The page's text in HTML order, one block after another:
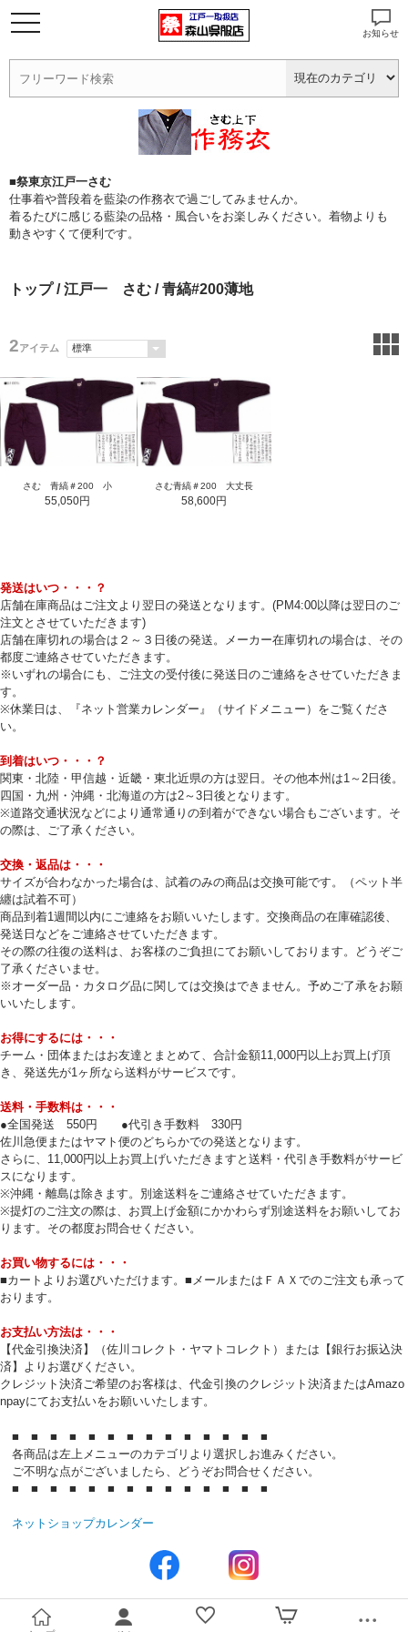
お知らせ
■祭東京江戸一さむ
仕事着や普段着を藍染の作務衣で過ごしてみませんか。
着るたびに感じる藍染の品格・風合いをお楽しみください。着物よりも
動きやすくて便利です。
トップ/江戸一 さむ / 青縞#200薄地
2アイテム
さむ 青縞＃200 小
55,050円
さむ青縞＃200 大丈長
58,600円
発送はいつ・・・？
店舗在庫商品はご注文より翌日の発送となります。(PM4:00以降は翌日のご
注文とさせていただきます)
店舗在庫切れの場合は２～３日後の発送。メーカー在庫切れの場合は、その
都度ご連絡させていただきます。
※いずれの場合にも、ご注文の受付後に発送日のご連絡をさせていただきま
す。
※休業日は、『ネット営業カレンダー』（サイドメニュー）をご覧くださ
い。
到着はいつ・・・？
関東・北陸・甲信越・近畿・東北近県の方は翌日。その他本州は1～2日後。
四国・九州・沖縄・北海道の方は2～3日後となります。
※道路交通状況などにより通常通りの到着ができない場合もございます。そ
の際は、ご了承ください。
交換・返品は・・・
サイズが合わなかった場合は、試着のみの商品は交換可能です。（ペット半
纏は試着不可）
商品到着1週間以内にご連絡をお願いいたします。交換商品の在庫確認後、
発送日などをご連絡させていただきます。
その際の往復の送料は、お客様のご負担にてお願いしております。どうぞご
了承くださいませ。
※オーダー品・カタログ品に関しては交換はできません。予めご了承をお願
いいたします。
お得にするには・・・
チーム・団体またはお友達とまとめて、合計金額11,000円以上お買上げ頂
き、発送先が1ヶ所なら送料がサービスです。
送料・手数料は・・・
●全国発送 550円 ●代引き手数料 330円
佐川急便またはヤマト便のどちらかでの発送となります。
さらに、11,000円以上お買上げいただきますと送料・代引き手数料がサービ
スになります。
※沖縄・離島は除きます。別途送料をご連絡させていただきます。
※提灯のご注文の際は、お買上げ金額にかかわらず別途送料をお願いしてお
ります。その都度お問合せください。
お買い物するには・・・
■カートよりお選びいただけます。■メールまたはＦＡＸでのご注文も承って
おります。
お支払い方法は・・・
【代金引換決済】（佐川コレクト・ヤマトコレクト）または【銀行お振込決
済】よりお選びください。
クレジット決済ご希望のお客様は、代金引換のクレジット決済またはAmazo
npayにてお支払いをお願いいたします。
■ ■ ■ ■ ■ ■ ■ ■ ■ ■ ■ ■ ■ ■
各商品は左上メニューのカテゴリより選択しお進みください。
ご不明な点がございましたら、どうぞお問合せください。
■ ■ ■ ■ ■ ■ ■ ■ ■ ■ ■ ■ ■ ■
ネットショップカレンダー